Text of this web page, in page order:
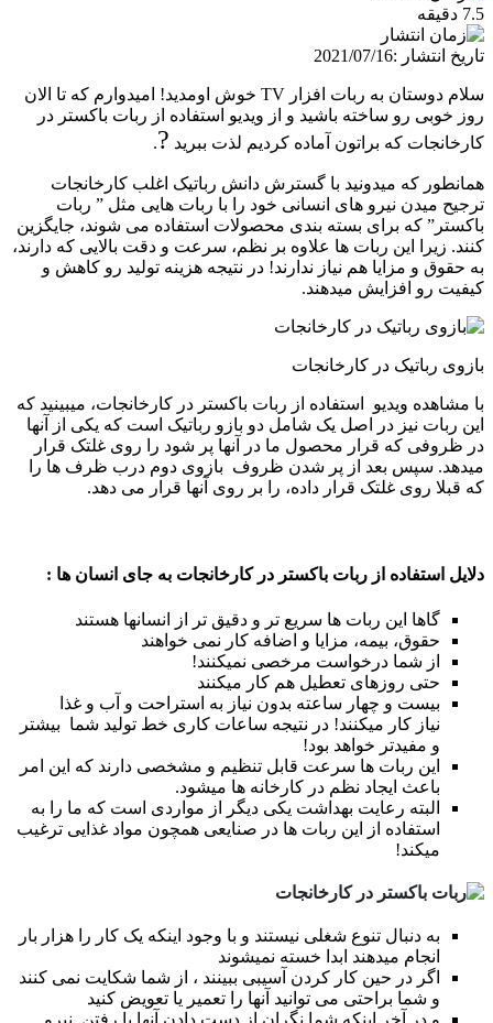
7.5 دقیقه
تاریخ انتشار :2021/07/16
سلام دوستان به
ربات افزار TV خوش اومدید! امیدوارم که تا الان
روز خوبی رو ساخته باشید و از ویدیو استفاده از ربات باکستر در
کارخانجات که براتون آماده کردیم لذت ببرید ?
.
همانطور که میدونید با گسترش دانش رباتیک اغلب کارخانجات
ترجیح میدن نیرو های انسانی خود را با ربات هایی مثل ” ربات
باکستر” که برای بسته بندی محصولات استفاده می شوند، جایگزین
کنند. زیرا این ربات ها علاوه بر نظم، سرعت و دقت بالایی که دارند،
به حقوق و مزایا هم نیاز ندارند! در نتیجه هزینه تولید رو کاهش و
کیفیت رو افزایش میدهند.
بازوی رباتیک در کارخانجات
با مشاهده ویدیو استفاده از ربات باکستر در کارخانجات، میبینید که
این ربات نیز در اصل یک شامل دو بازو رباتیک است که یکی از آنها
در ظروفی که قرار محصول ما در آنها پر شود را روی غلتک قرار
میدهد. سپس بعد از پر شدن ظروف بازوی دوم درب ظرف ها را
که قبلا روی غلتک قرار داده، را بر روی آنها قرار می دهد.
دلایل استفاده از ربات باکستر در کارخانجات به جای انسان ها :
گاها این ربات ها سریع تر و دقیق تر از انسانها هستند
حقوق، بیمه، مزایا و اضافه کار نمی خواهند
از شما درخواست مرخصی نمیکنند!
حتی روزهای تعطیل هم کار میکنند
بیست و چهار ساعته بدون نیاز به استراحت و آب و غذا
نیاز کار میکنند! در نتیجه ساعات کاری خط تولید شما بیشتر
و مفیدتر خواهد بود!
این ربات ها سرعت قابل تنظیم و مشخصی دارند که این امر
باعث ایجاد نظم در کارخانه ها میشود.
البته رعایت بهداشت یکی دیگر از مواردی است که ما را به
استفاده از این ربات ها در صنایعی همچون مواد غذایی ترغیب
میکند!
به دنبال تنوع شغلی نیستند و با وجود اینکه یک کار را هزار بار
انجام میدهند ابدا خسته نمیشوند
اگر در حین کار کردن آسیبی ببینند ، از شما شکایت نمی کنند
و شما براحتی می توانید آنها را تعمیر یا تعویض کنید
و در آخر اینکه شما نگران از دست دادن آنها یا رفتن نیرو